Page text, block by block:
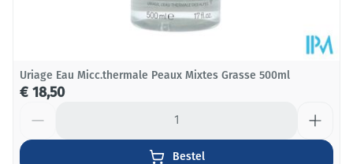
Uriage Eau Micc.thermale Peaux Mixtes Grasse 500ml
€ 18,50
Bestel